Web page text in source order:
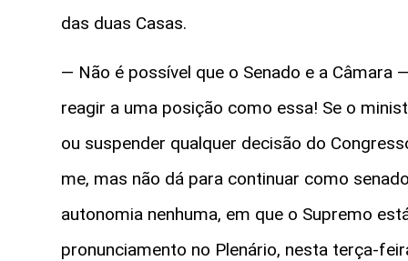
das duas Casas.
— Não é possível que o Senado e a
reagir a uma posição como essa! Se o
ou suspender qualquer decisão do
me, mas não dá para continuar como
autonomia nenhuma, em que o Supremo
pronunciamento no Plenário, nesta terça-